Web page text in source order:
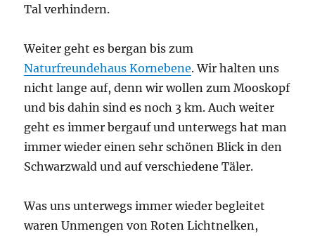
Tal verhindern.
Weiter geht es bergan bis zum
Naturfreundehaus Kornebene. Wir halten uns
nicht lange auf, denn wir wollen zum Mooskopf
und bis dahin sind es noch 3 km. Auch weiter
geht es immer bergauf und unterwegs hat man
immer wieder einen sehr schönen Blick in den
Schwarzwald und auf verschiedene Täler.
Was uns unterwegs immer wieder begleitet
waren Unmengen von Roten Lichtnelken,